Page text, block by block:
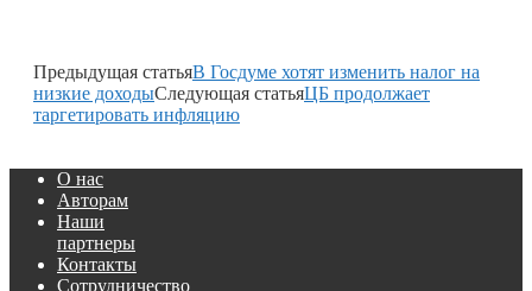
Предыдущая статьяВ Госдуме хотят изменить налог на
низкие доходыСледующая статьяЦБ продолжает
таргетировать инфляцию
О нас
Авторам
Наши
партнеры
Контакты
Сотрудничество